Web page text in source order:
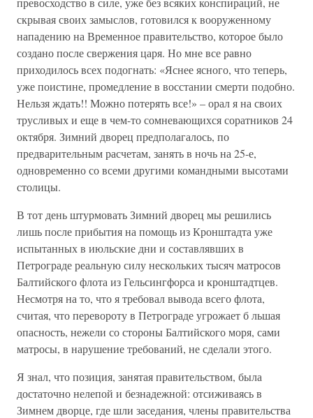
скрывая своих замыслов, готовился к вооруженному
нападению на Временное правительство, которое было
создано после свержения царя. Но мне все равно
приходилось всех подогнать: «Яснее ясного, что теперь,
уже поистине, промедление в восстании смерти подобно.
Нельзя ждать!! Можно потерять все!» – орал я на своих
трусливых и еще в чем-то сомневающихся соратников 24
октября. Зимний дворец предполагалось, по
предварительным расчетам, занять в ночь на 25-е,
одновременно со всеми другими командными высотами
столицы.
В тот день штурмовать Зимний дворец мы решились
лишь после прибытия на помощь из Кронштадта уже
испытанных в июльские дни и составлявших в
Петрограде реальную силу нескольких тысяч матросов
Балтийского флота из Гельсингфорса и кронштадтцев.
Несмотря на то, что я требовал вывода всего флота,
считая, что перевороту в Петрограде угрожает б льшая
опасность, нежели со стороны Балтийского моря, сами
матросы, в нарушение требований, не сделали этого.
Я знал, что позиция, занятая правительством, была
достаточно нелепой и безнадежной: отсиживаясь в
Зимнем дворце, где шли заседания, члены правительства